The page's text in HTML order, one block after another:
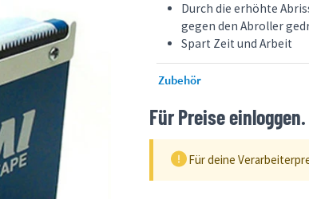
Durch die erhöhte
gegen den Abroller
Spart Zeit und Arbeit
Zubehör
Für Preise einloggen.
Für deine